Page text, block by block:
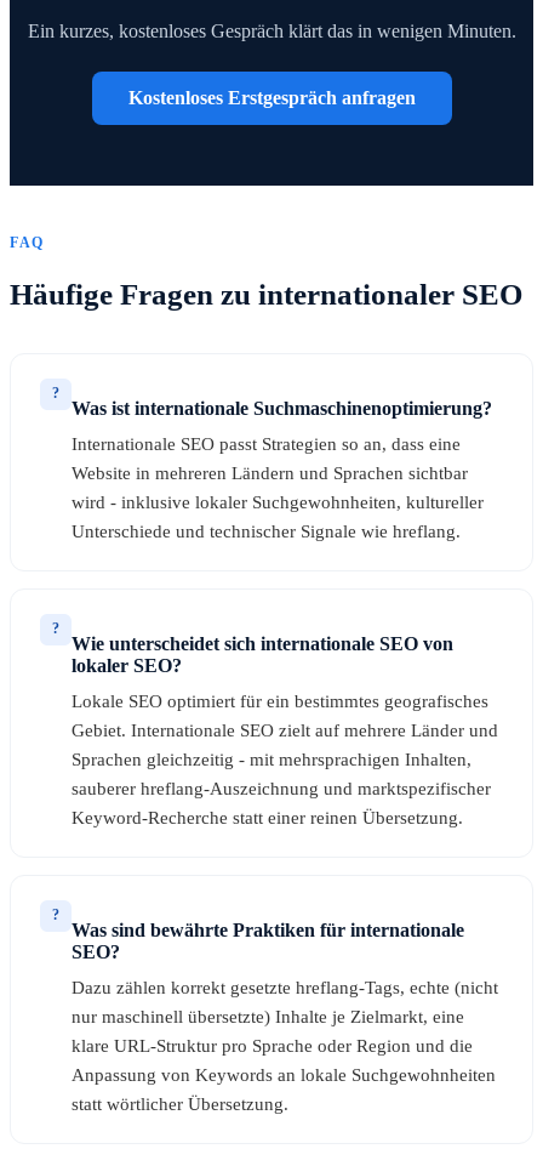
Ein kurzes, kostenloses Gespräch klärt das in wenigen Minuten.
Kostenloses Erstgespräch anfragen
FAQ
Häufige Fragen zu internationaler SEO
?
Was ist internationale Suchmaschinenoptimierung?
Internationale SEO passt Strategien so an, dass eine
Website in mehreren Ländern und Sprachen sichtbar
wird - inklusive lokaler Suchgewohnheiten, kultureller
Unterschiede und technischer Signale wie hreflang.
?
Wie unterscheidet sich internationale SEO von
lokaler SEO?
Lokale SEO optimiert für ein bestimmtes geografisches
Gebiet. Internationale SEO zielt auf mehrere Länder und
Sprachen gleichzeitig - mit mehrsprachigen Inhalten,
sauberer hreflang-Auszeichnung und marktspezifischer
Keyword-Recherche statt einer reinen Übersetzung.
?
Was sind bewährte Praktiken für internationale
SEO?
Dazu zählen korrekt gesetzte hreflang-Tags, echte (nicht
nur maschinell übersetzte) Inhalte je Zielmarkt, eine
klare URL-Struktur pro Sprache oder Region und die
Anpassung von Keywords an lokale Suchgewohnheiten
statt wörtlicher Übersetzung.